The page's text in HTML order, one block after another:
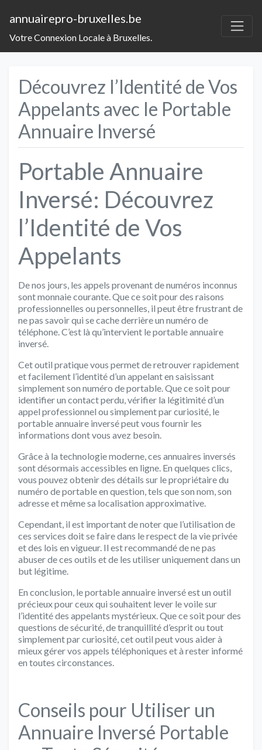
annuairepro-bruxelles.be
Votre Connexion Locale à Bruxelles.
Découvrez l’Identité de Vos
Appelants avec le Portable
Annuaire Inversé
Portable Annuaire
Inversé: Découvrez
l’Identité de Vos
Appelants
De nos jours, les appels provenant de numéros inconnus
sont monnaie courante. Que ce soit pour des raisons
professionnelles ou personnelles, il peut être frustrant de
ne pas savoir qui se cache derrière un numéro de
téléphone. C’est là qu’intervient le portable annuaire
inversé.
Cet outil pratique vous permet de retrouver rapidement
et facilement l’identité d’un appelant en saisissant
simplement son numéro de portable. Que ce soit pour
identifier un contact perdu, vérifier la légitimité d’un
appel professionnel ou simplement par curiosité, le
portable annuaire inversé peut vous fournir les
informations dont vous avez besoin.
Grâce à la technologie moderne, ces annuaires inversés
sont désormais accessibles en ligne. En quelques clics,
vous pouvez obtenir des détails sur le propriétaire du
numéro de portable en question, tels que son nom, son
adresse et même sa localisation approximative.
Cependant, il est important de noter que l’utilisation de
ces services doit se faire dans le respect de la vie privée
et des lois en vigueur. Il est recommandé de ne pas
abuser de ces outils et de les utiliser uniquement dans un
but légitime.
En conclusion, le portable annuaire inversé est un outil
précieux pour ceux qui souhaitent lever le voile sur
l’identité des appelants mystérieux. Que ce soit pour des
questions de sécurité, de tranquillité d’esprit ou tout
simplement par curiosité, cet outil peut vous aider à
mieux gérer vos appels téléphoniques et à rester informé
en toutes circonstances.
Conseils pour Utiliser un
Annuaire Inversé Portable